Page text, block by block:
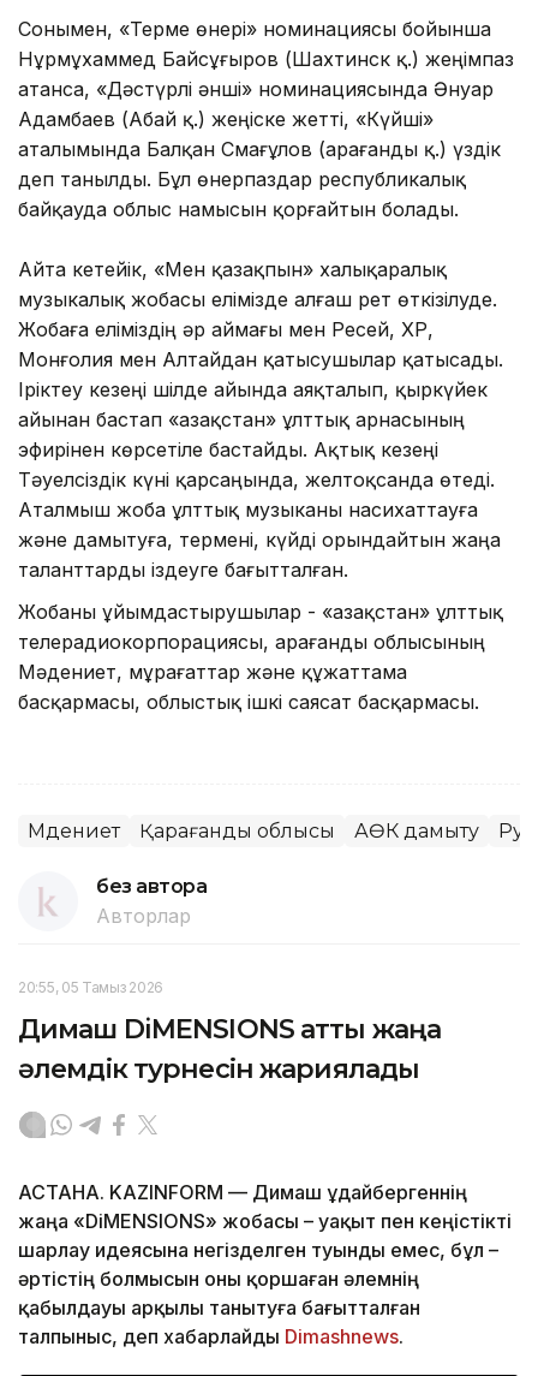
Сонымен, «Терме өнері» номинациясы бойынша
Нұрмұхаммед Байсұғыров (Шахтинск қ.) жеңімпаз
атанса, «Дәстүрлі әнші» номинациясында Әнуар
Адамбаев (Абай қ.) жеңіске жетті, «Күйші»
аталымында Балқан Смағұлов (Қарағанды қ.) үздік
деп танылды. Бұл өнерпаздар республикалық
байқауда облыс намысын қорғайтын болады.
Айта кетейік, «Мен қазақпын» халықаралық
музыкалық жобасы елімізде алғаш рет өткізілуде.
Жобаға еліміздің әр аймағы мен Ресей, ҚХР,
Монғолия мен Алтайдан қатысушылар қатысады.
Іріктеу кезеңі шілде айында аяқталып, қыркүйек
айынан бастап «Қазақстан» ұлттық арнасының
эфирінен көрсетіле бастайды. Ақтық кезеңі
Тәуелсіздік күні қарсаңында, желтоқсанда өтеді.
Аталмыш жоба ұлттық музыканы насихаттауға
және дамытуға, термені, күйді орындайтын жаңа
таланттарды іздеуге бағытталған.
Жобаны ұйымдастырушылар - «Қазақстан» ұлттық
телерадиокорпорациясы, Қарағанды облысының
Мәдениет, мұрағаттар және құжаттама
басқармасы, облыстық ішкі саясат басқармасы.
Мәдениет Қарағанды облысы АӨК дамыту
без автора
Авторлар
20:55, 05 Тамыз 2026
Димаш DiMENSIONS атты жаңа
әлемдік турнесін жариялады
АСТАНА. KAZINFORM — Димаш Құдайбергеннің
жаңа «DiMENSIONS» жобасы – уақыт пен кеңістікті
шарлау идеясына негізделген туынды емес, бұл –
әртістің болмысын оны қоршаған әлемнің
қабылдауы арқылы танытуға бағытталған
талпыныс, деп хабарлайды Dimashnews.